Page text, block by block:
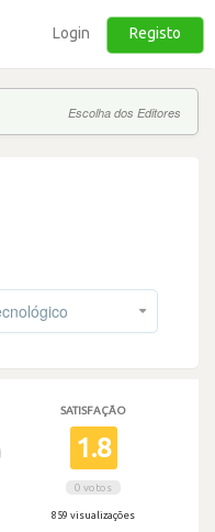
Login Registo
Escolha dos Editores
SATISFAÇÃO
1.8
0 votos
859 visualizações